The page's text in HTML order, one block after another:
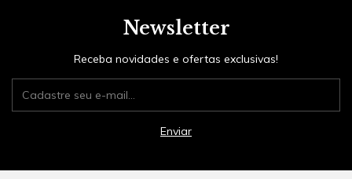
Newsletter
Receba novidades e ofertas exclusivas!